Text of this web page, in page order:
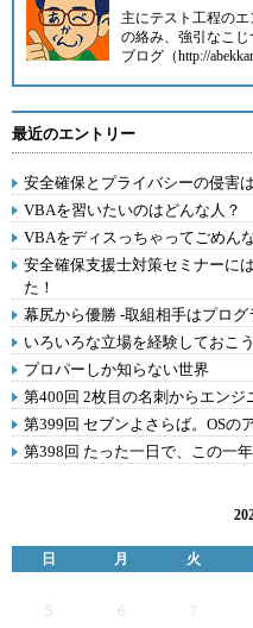
主にテスト工程の
の絡み、強引なこ
ブログ（http://
最近のエントリー
安全確保とプライバシーの侵害
VBAを習いたいのはどんな人？
VBAをディスっちゃってごめん
安全確保支援士対策セミナーに
た！
幕尻から優勝 -取組相手はプログ
いろいろな立場を経験しておこう
プロパーしか知らない世界
第400回 2枚目の名刺からエンジ
第399回 セブンよさらば。OSの
第398回 たった一日で、この一
日 月 火
5
6 7